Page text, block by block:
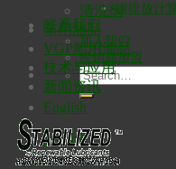
碳排放计
联系我们
加入我们
经销商加盟
English
English
清洗剂
车用油品
VGP船用油品
技术与应用
新闻资讯